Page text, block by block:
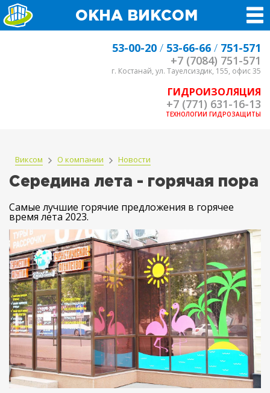
ОКНА ВИКСОМ
53-00-20 / 53-66-66 / 751-571
+7 (7084) 751-571
г. Костанай, ул. Тауелсиздик, 155, офис 35
ГИДРОИЗОЛЯЦИЯ
+7 (771) 631-16-13
ТЕХНОЛОГИИ ГИДРОЗАЩИТЫ
Виксом О компании Новости
Середина лета - горячая пора
Самые лучшие горячие предложения в горячее
время лета 2023.